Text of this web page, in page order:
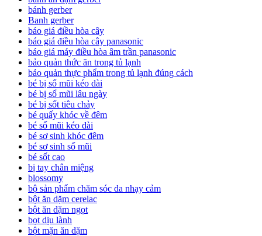
bánh gerber
Banh gerber
báo giá điều hòa cây
báo giá điều hòa cây panasonic
báo giá máy điều hòa âm trần panasonic
bảo quản thức ăn trong tủ lạnh
bảo quản thực phẩm trong tủ lạnh đúng cách
bé bị sổ mũi kéo dài
bé bị sổ mũi lâu ngày
bé bị sốt tiêu chảy
bé quấy khóc về đêm
bé sổ mũi kéo dài
bé sơ sinh khóc đêm
bé sơ sinh sổ mũi
bé sốt cao
bị tay chân miệng
blossomy
bộ sản phẩm chăm sóc da nhạy cảm
bột ăn dặm cerelac
bột ăn dặm ngọt
bọt dịu lành
bột mặn ăn dặm